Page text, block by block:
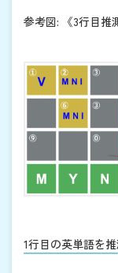
参考図: 《3行目推
1行目の英単語を